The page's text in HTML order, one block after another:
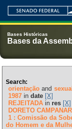
Bases Históricas
Bases da
Search:
orientaçãoand sexual
1987in date [X]
REJEITADAin res [X]
DORETO CAMPANARI
1 : Comissão da
do Homem e da